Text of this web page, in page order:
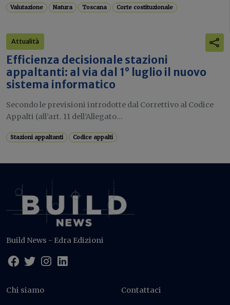
Valutazione Natura Toscana Corte costituzionale
Attualità
Efficienza decisionale stazioni
appaltanti: al via dal 1° luglio il nuovo
sistema informatico
Secondo le previsioni introdotte dal Correttivo al Codice
Appalti (all’art. 11 dell’Allegato...
Stazioni appaltanti Codice appalti
Build News - Edra Edizioni
Chi siamo Contattaci